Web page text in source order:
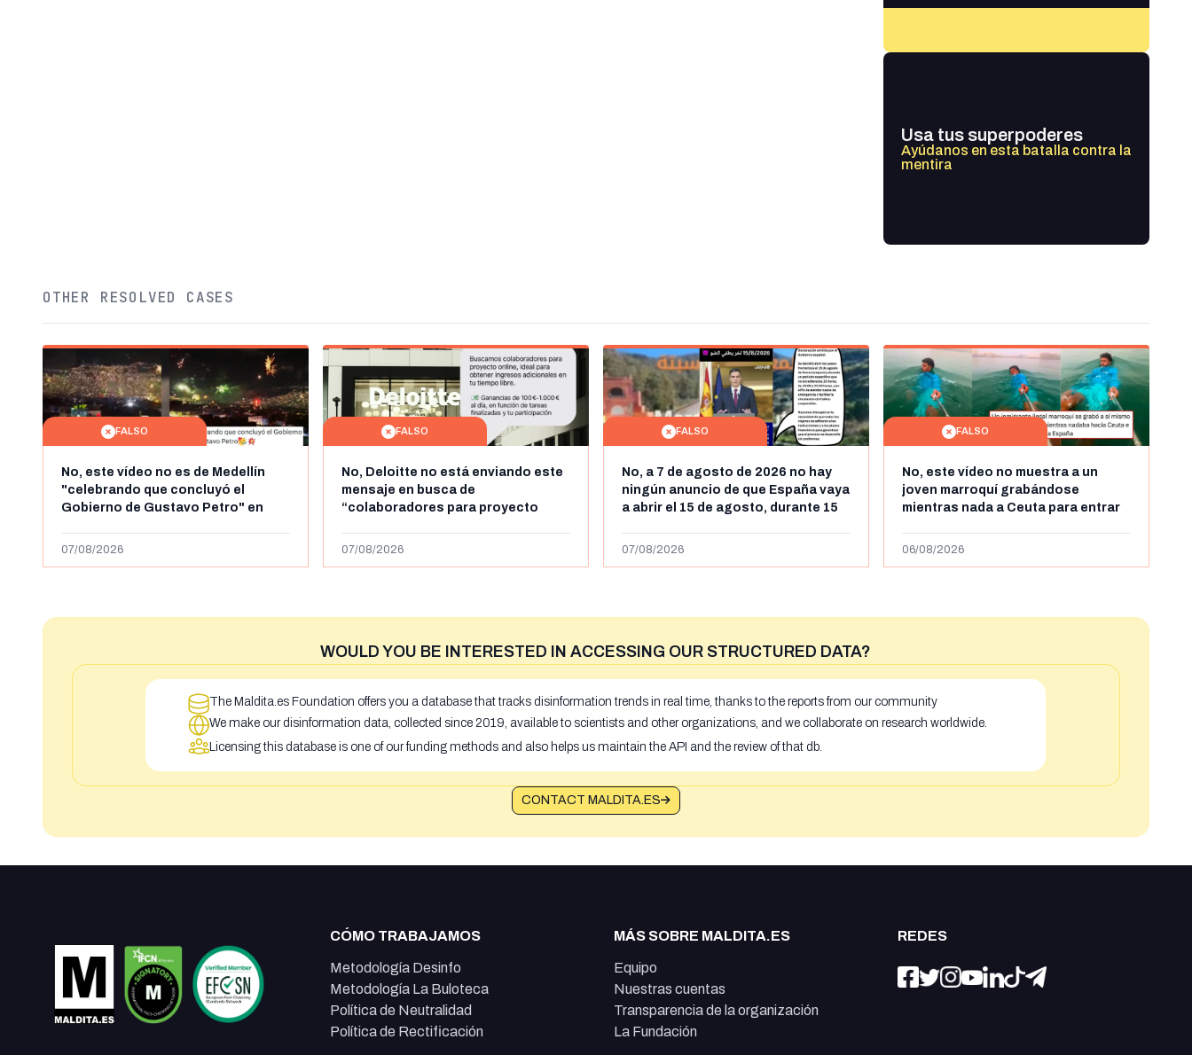
Usa tus superpoderes
Ayúdanos en esta batalla contra la
mentira
OTHER RESOLVED CASES
FALSO
No, este vídeo no es de Medellín
"celebrando que concluyó el
Gobierno de Gustavo Petro" en
de 2024
07/08/2026
FALSO
No, Deloitte no está enviando este
mensaje en busca de
“colaboradores para proyecto
1.000 euros al día: es un timo
07/08/2026
FALSO
No, a 7 de agosto de 2026 no hay
ningún anuncio de que España vaya
a abrir el 15 de agosto, durante 15
y Ceuta
07/08/2026
FALSO
No, este vídeo no muestra a un
joven marroquí grabándose
mientras nada a Ceuta para entrar
más de 450km de Ceuta y el autor lo
06/08/2026
WOULD YOU BE INTERESTED IN ACCESSING OUR STRUCTURED DATA?
The Maldita.es Foundation offers you a database that tracks disinformation trends in real time, thanks to the reports from our community
We make our disinformation data, collected since 2019, available to scientists and other organizations, and we collaborate on research worldwide.
Licensing this database is one of our funding methods and also helps us maintain the API and the review of that db.
CONTACT MALDITA.ES
CÓMO TRABAJAMOS
Metodología Desinfo
Metodología La Buloteca
Política de Neutralidad
Política de Rectificación
MÁS SOBRE MALDITA.ES
Equipo
Nuestras cuentas
Transparencia de la organización
La Fundación
REDES